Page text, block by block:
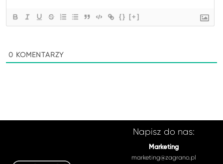
{} [+]
0 KOMENTARZY
Napisz do nas:
Marketing
marketing@zagrano.pl